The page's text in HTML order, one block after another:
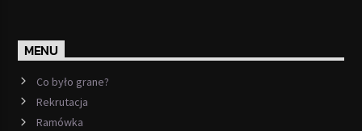
MENU
Co było grane?
Rekrutacja
Ramówka